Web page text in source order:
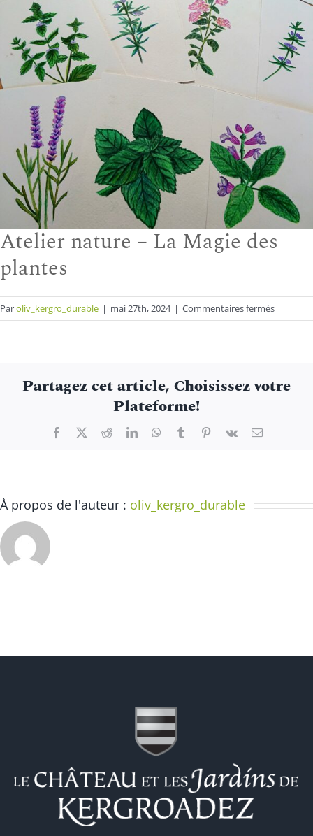
Atelier nature – La Magie des
plantes
Paroliv_kergro_durable | mai 27th, 2024 | Commentaires ferméssur
Atelier
Magie
Partagez cet article, Choisissez votre
Plateforme!
Facebook
X RedditLinkedInWhatsApp
TumblrPinterest
Vk Email
À propos de l'auteur : oliv_kergro_durable